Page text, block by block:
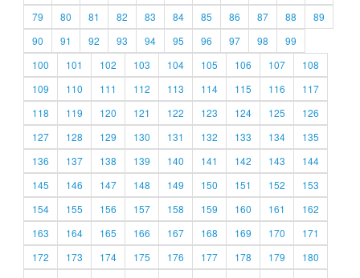
79
80 81 82 83 84 85 86 87 88
89
90
91 92 93 94 95 96 97 98
99
100
101 102 103 104 105 106 107
108
109
110 111 112 113 114 115 116
117
118
119 120 121 122 123 124 125
126
127
128 129 130 131 132 133 134
135
136
137 138 139 140 141 142 143
144
145
146 147 148 149 150 151 152
153
154
155 156 157 158 159 160 161
162
163
164 165 166 167 168 169 170
171
172
173 174 175 176 177 178 179
180